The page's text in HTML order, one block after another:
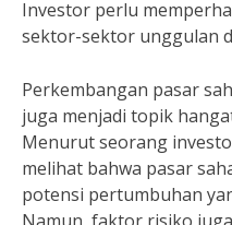
Investor perlu
sektor-sektor unggulan
Perkembangan pasar
juga menjadi topik
Menurut seorang
melihat bahwa pasar
potensi pertumbuhan